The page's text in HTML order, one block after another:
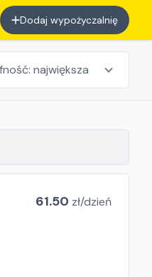
Dodaj wypożyczalnię
61.50 zł/dzień